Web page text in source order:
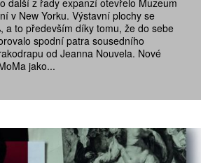
další z řady expanzí otevřelo Muzeum
v New Yorku. Výstavní plochy se
a to především díky tomu, že do sebe
spodní patra sousedního
od Jeanna Nouvela. Nové
jako...